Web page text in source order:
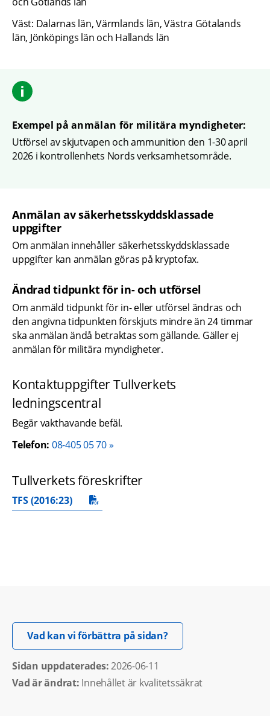
Väst: Dalarnas län, Värmlands län, Västra Götalands
län, Jönköpings län och Hallands län
Exempel på anmälan för militära myndigheter:
Utförsel av skjutvapen och ammunition den 1-30 april
2026 i kontrollenhets Nords verksamhetsområde.
Anmälan av säkerhetsskyddsklassade
uppgifter
Om anmälan innehåller säkerhetsskyddsklassade
uppgifter kan anmälan göras på kryptofax.
Ändrad tidpunkt för in- och utförsel
Om anmäld tidpunkt för in- eller utförsel ändras och
den angivna tidpunkten förskjuts mindre än 24 timmar
ska anmälan ändå betraktas som gällande. Gäller ej
anmälan för militära myndigheter.
Kontaktuppgifter Tullverkets
ledningscentral
Begär vakthavande befäl.
Telefon: 08-405 05 70
Tullverkets föreskrifter
TFS (2016:23)
pdf, 294 kB.
Vad kan vi förbättra på sidan?Öppnas i nytt fönster.
Sidan uppdaterades: 2026-06-11
Vad är ändrat: Innehållet är kvalitetssäkrat